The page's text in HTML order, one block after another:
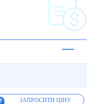
ЗАПРОСИТИ ЦІНУ